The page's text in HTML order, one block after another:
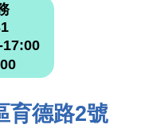
17:00
育德路2號